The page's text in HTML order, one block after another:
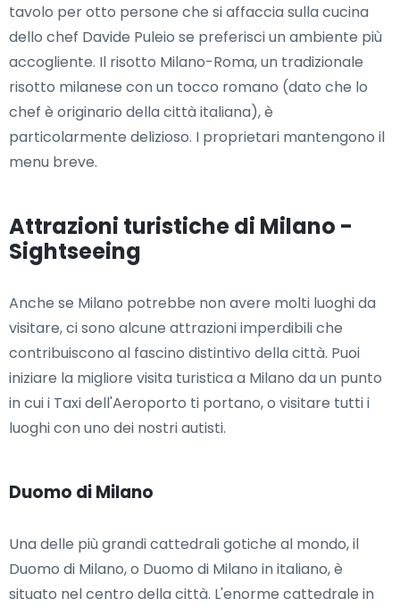
tavolo per otto persone che si affaccia sulla cucina
dello chef Davide Puleio se preferisci un ambiente più
accogliente. Il risotto Milano-Roma, un tradizionale
risotto milanese con un tocco romano (dato che lo
chef è originario della città italiana), è
particolarmente delizioso. I proprietari mantengono il
menu breve.
Attrazioni turistiche di Milano -
Sightseeing
Anche se Milano potrebbe non avere molti luoghi da
visitare, ci sono alcune attrazioni imperdibili che
contribuiscono al fascino distintivo della città. Puoi
iniziare la migliore visita turistica a Milano da un punto
in cui i Taxi dell'Aeroporto ti portano, o visitare tutti i
luoghi con uno dei nostri autisti.
Duomo di Milano
Una delle più grandi cattedrali gotiche al mondo, il
Duomo di Milano, o Duomo di Milano in italiano, è
situato nel centro della città. L'enorme cattedrale in